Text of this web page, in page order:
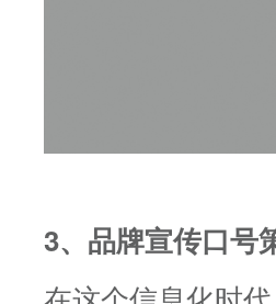
3、品牌宣传口号